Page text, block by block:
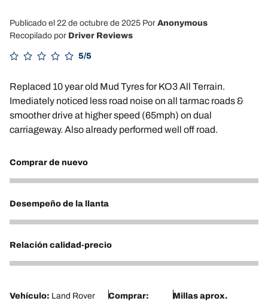
Publicado el 22 de octubre de 2025 Por Anonymous
Recopilado por Driver Reviews
5/5
Replaced 10 year old Mud Tyres for KO3 All Terrain.
Imediately noticed less road noise on all tarmac roads &
smoother drive at higher speed (65mph) on dual
carriageway. Also already performed well off road.
Comprar de nuevo
5
Desempeño de la llanta
5
Relación calidad-precio
4
Vehículo: Land Rover
Comprar:
Millas aprox.